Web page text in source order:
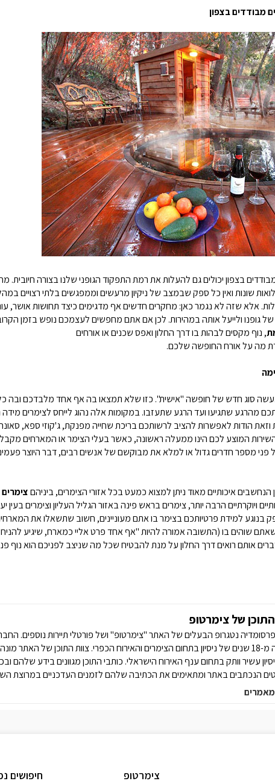
מבודדים בצפון
בצפוןיכולים גם להעלות את רמת התפקוד הגופני שלנו בצורה חיובית.
שונות ואין כל ספק שבמצב של ניקיון מרעשים וממפגשים בלתי רצויים
אלא שזה לא נגמר כאן: מחקרים חדשים אף מדגימים כיצד תחושות אושר,
גופנו ולייעל אותה במהירות. לכן אם אתם מחפשים לעצמכם נופש בזמן
, נוף מקסים לבהות בו דרך החלון ואפס שכנים או אורחים
מה על אורח החופשה שלכם.
סוג חדש של חופשה "אישית". כזו שלא תמצאו בה אף אחד מלבדכם ובה
מהרגע שתגיעו ועד הרגע שתעזבו. במקומות אלה נהוג לייחס לצימרים
הודות לאפשרות להציב לרשותכם בריכת שחייה מפנקת, ג'קוזי ספא,
המוצע לכם הינו ממעלה ראשונה, כאשר בעלי הצימר או המארחים
פני מספר חדרים גדול או למלא את מבוקשם של אנשים רבים, דבר היוצר פעמים
הנחשבים איכותיים מאוד ניתן למצוא כמעט בכל אזורי הצימרים, ביניהם
ויוקרתיים הרבה יותר, צימרים בראש פינה באזור הגליל העליון וצימרים בעין
בנוגע למידת פרטיותכם בצימר בו אתם מעוניינים, חשוב שתשאלו את
שוהים בו (התשובה אמורה להיות "אף אחד פרט אליי כמארח, שיגיע
אותם רואים דרך החלון על מנת להבטיח שכל מה שניצב לפניכם הוא נוף
של צימרטופ
למעלה מ-18 שנים של ניסיון בתחום הצימרים והאירוח הכפרי. צוות התוכן של האתר
עשיר וותק בתחום ענף האירוח הישראלי. כותבי התוכן מגוונים בידע שלהם
הנכתבים באתר ומתאימים את הכתיבה שלהם לזמנים העדכניים במרוצת
צימרטופ חיפושים